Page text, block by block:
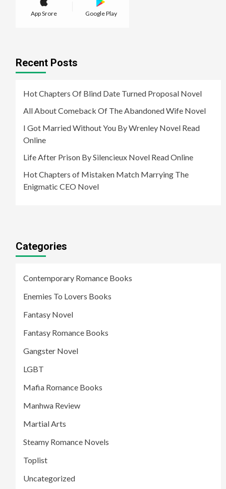
App Srore Google Play
Recent Posts
Hot Chapters Of Blind Date Turned Proposal Novel
All About Comeback Of The Abandoned Wife Novel
I Got Married Without You By Wrenley Novel Read
Online
Life After Prison By Silencieux Novel Read Online
Hot Chapters of Mistaken Match Marrying The
Enigmatic CEO Novel
Categories
Contemporary Romance Books
Enemies To Lovers Books
Fantasy Novel
Fantasy Romance Books
Gangster Novel
LGBT
Mafia Romance Books
Manhwa Review
Martial Arts
Steamy Romance Novels
Toplist
Uncategorized